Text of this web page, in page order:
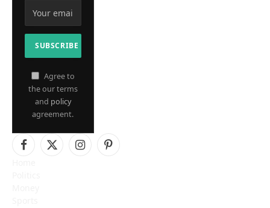
Agree to
the our terms
and policy
agreement.
Facebook
X
InstagramPinterest